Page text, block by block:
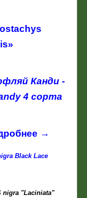
Канди -
4 сорта
→
Black Lace
nigra "Laciniata"